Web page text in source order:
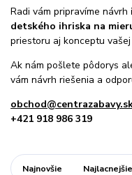
Radi vám pripravíme návrh
detského ihriska na
priestoru aj konceptu vašej
Ak nám pošlete pôdorys
vám návrh riešenia a
+421 918 986 319
Najnovšie Najlacnejšie